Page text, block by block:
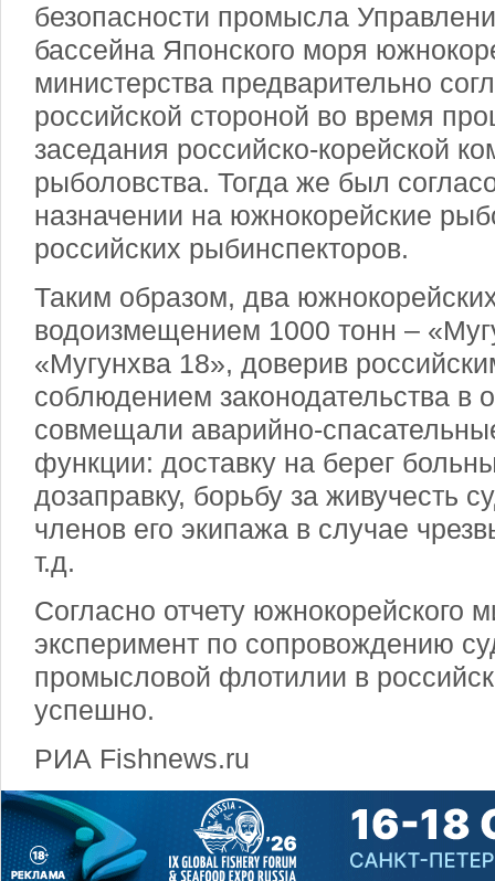
безопасности промысла
бассейна Японского моря
министерства предварительно
российской стороной во время
заседания российско-корейской
рыболовства. Тогда же был
назначении на южнокорейские
российских рыбинспекторов.
Таким образом, два
водоизмещением 1000 тонн –
«Мугунхва 18», доверив
соблюдением законодательства в
совмещали аварийно-
функции: доставку на берег
дозаправку, борьбу за живучесть
членов его экипажа в случае
т.д.
Согласно отчету южнокорейского
эксперимент по сопровождению
промысловой флотилии в
успешно.
РИА Fishnews.ru